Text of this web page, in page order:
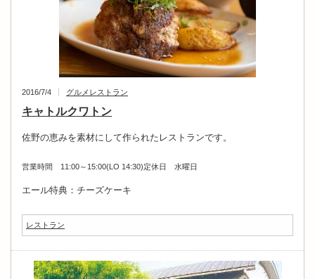
2016/7/4 グルメ レストラン
キャトルクワトン
佐野の恵みを素材にして作られたレストランです。
営業時間 11:00～15:00(LO 14:30)定休日 水曜日
エール特典：チーズケーキ
レストラン